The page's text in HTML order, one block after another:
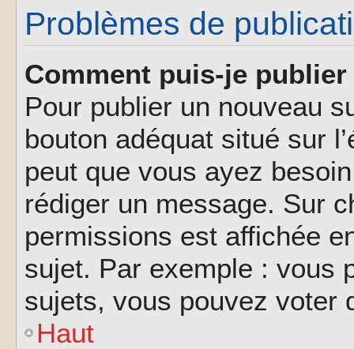
Problèmes de
Comment puis-je
Pour publier un nouveau
bouton adéquat situé sur
peut que vous ayez
rédiger un message. Sur
permissions est affichée
sujet. Par exemple : vous
sujets, vous pouvez voter
Haut